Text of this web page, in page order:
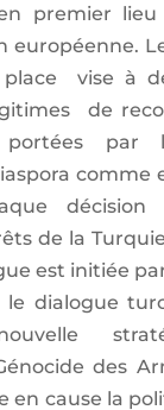
premier
européenne.
vise à
de
par
comme
décision
de la
est initiée
le dialogue
des
en cause la